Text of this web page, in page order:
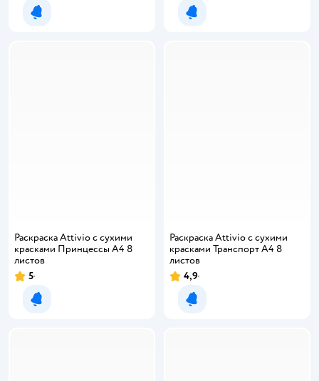
Уведомить о появлении Уведомить о появлении
Раскраска Attivio с сухими
красками Принцессы А4 8
листов
5
Уведомить о появлении
Раскраска Attivio с сухими
красками Транспорт А4 8
листов
4,9
Уведомить о появлении